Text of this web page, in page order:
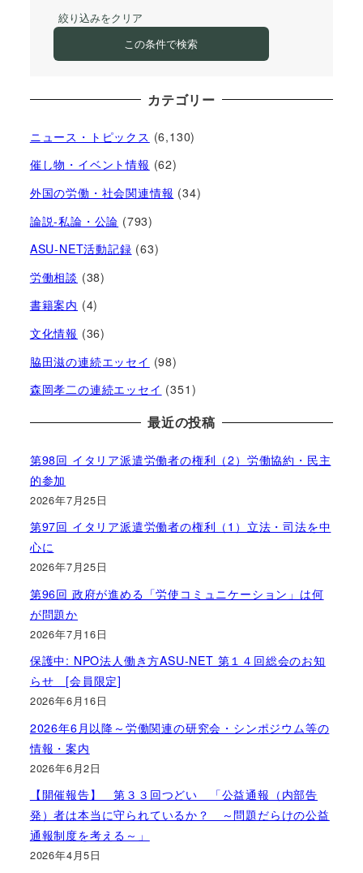
絞り込みをクリア
この条件で検索
カテゴリー
ニュース・トピックス (6,130)
催し物・イベント情報 (62)
外国の労働・社会関連情報 (34)
論説-私論・公論 (793)
ASU-NET活動記録 (63)
労働相談 (38)
書籍案内 (4)
文化情報 (36)
脇田滋の連続エッセイ (98)
森岡孝二の連続エッセイ (351)
最近の投稿
第98回 イタリア派遣労働者の権利（2）労働協約・民主
的参加
2026年7月25日
第97回 イタリア派遣労働者の権利（1）立法・司法を中
心に
2026年7月25日
第96回 政府が進める「労使コミュニケーション」は何
が問題か
2026年7月16日
保護中: NPO法人働き方ASU-NET 第１４回総会のお知
らせ [会員限定]
2026年6月16日
2026年6月以降～労働関連の研究会・シンポジウム等の
情報・案内
2026年6月2日
【開催報告】 第３３回つどい 「公益通報（内部告
発）者は本当に守られているか？ ～問題だらけの公益
通報制度を考える～」
2026年4月5日